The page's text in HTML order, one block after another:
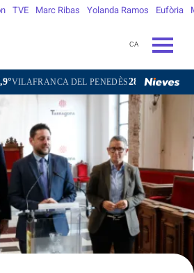
TVE Marc Ribas Yolanda Ramos Eufòria
CA
DEL PENEDÈS28,8°VILANOVA I LA